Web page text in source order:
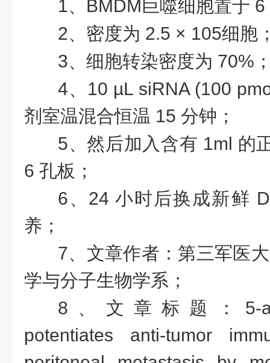
1、BMDM巨噬细胞置于
2、密度为 2.5 × 105细胞
3、细胞转染密度为 70%
4、10 µL siRNA (100
剂室温混合恒温 15 分钟；
5、然后加入含有 1ml 的
6 孔板；
6、24 小时后换成新鲜
养；
7、文章作者：第三军医
学与分子生物学系；
8、文章标题：5-
potentiates anti-tumor